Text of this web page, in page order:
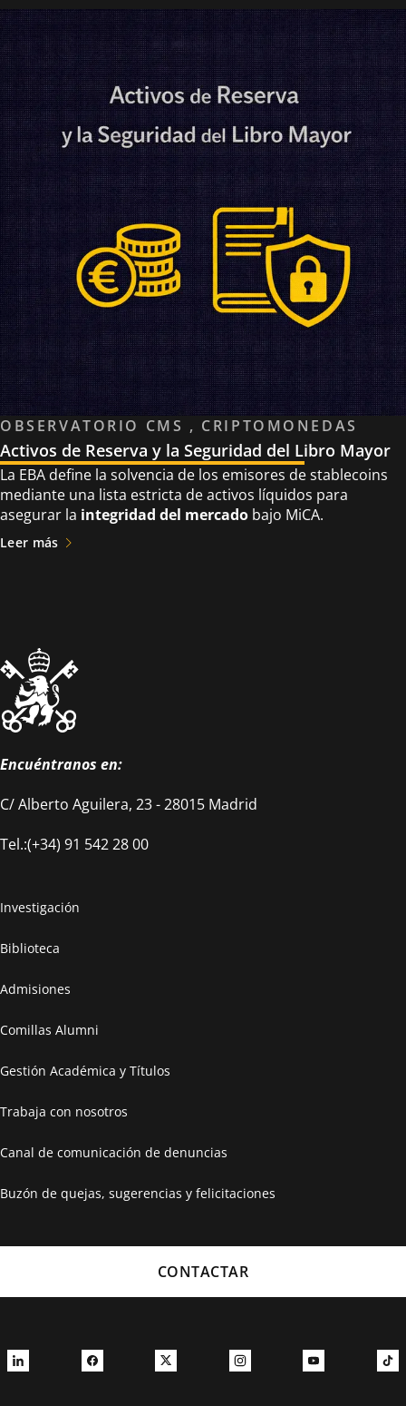
OBSERVATORIO CMS , CRIPTOMONEDAS
Activos de Reserva y la Seguridad del Libro Mayor
La EBA define la solvencia de los emisores de stablecoins
mediante una lista estricta de activos líquidos para
asegurar la integridad del mercado bajo MiCA.
Leer más
Encuéntranos en:
C/ Alberto Aguilera, 23 - 28015 Madrid
Tel.:(+34) 91 542 28 00
Investigación
Biblioteca
Admisiones
Comillas Alumni
Gestión Académica y Títulos
Trabaja con nosotros
Canal de comunicación de denuncias
Buzón de quejas, sugerencias y felicitaciones
CONTACTAR